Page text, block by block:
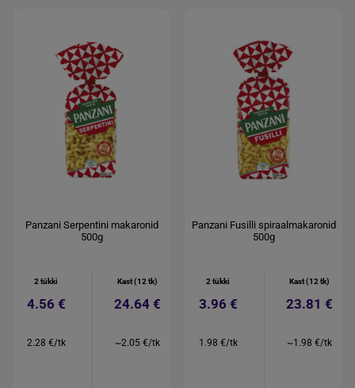
Panzani Serpentini makaronid
500g
2 tükki
4.56 €
2.28 €/tk
Kast (12 tk)
24.64 €
~2.05 €/tk
Panzani Fusilli spiraalmakaronid
500g
2 tükki
3.96 €
1.98 €/tk
Kast (12 tk)
23.81 €
~1.98 €/tk